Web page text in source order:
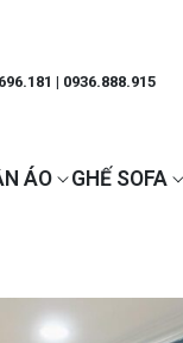
| 0936.888.915
ÁO GHẾ SOFA